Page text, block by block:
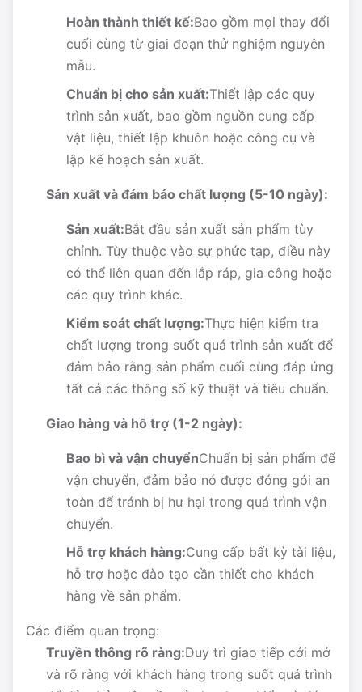
Hoàn thành thiết kế:Bao gồm mọi thay đổi
cuối cùng từ giai đoạn thử nghiệm nguyên
mẫu.
Chuẩn bị cho sản xuất:Thiết lập các quy
trình sản xuất, bao gồm nguồn cung cấp
vật liệu, thiết lập khuôn hoặc công cụ và
lập kế hoạch sản xuất.
Sản xuất và đảm bảo chất lượng (5-10 ngày):
Sản xuất:Bắt đầu sản xuất sản phẩm tùy
chỉnh. Tùy thuộc vào sự phức tạp, điều này
có thể liên quan đến lắp ráp, gia công hoặc
các quy trình khác.
Kiểm soát chất lượng:Thực hiện kiểm tra
chất lượng trong suốt quá trình sản xuất để
đảm bảo rằng sản phẩm cuối cùng đáp ứng
tất cả các thông số kỹ thuật và tiêu chuẩn.
Giao hàng và hỗ trợ (1-2 ngày):
Bao bì và vận chuyểnChuẩn bị sản phẩm để
vận chuyển, đảm bảo nó được đóng gói an
toàn để tránh bị hư hại trong quá trình vận
chuyển.
Hỗ trợ khách hàng:Cung cấp bất kỳ tài liệu,
hỗ trợ hoặc đào tạo cần thiết cho khách
hàng về sản phẩm.
Các điểm quan trọng:
Truyền thông rõ ràng:Duy trì giao tiếp cởi mở
và rõ ràng với khách hàng trong suốt quá trình